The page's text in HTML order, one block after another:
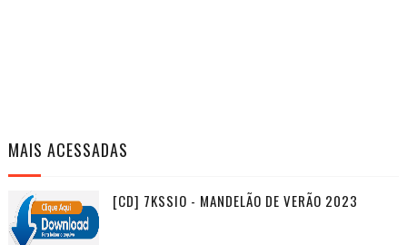
MAIS ACESSADAS
[CD] 7KSSIO - MANDELÃO DE VERÃO 2023